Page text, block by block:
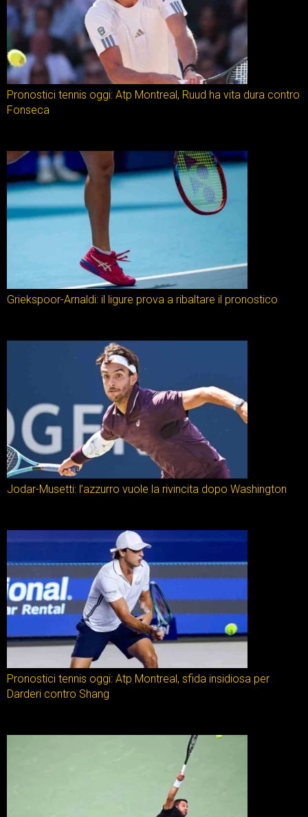
Pronostici tennis oggi: Atp Montreal, Ruud ha vita dura contro
Fonseca
Griekspoor-Arnaldi: il ligure prova a ribaltare il pronostico
Jodar-Musetti: l’azzurro vuole la rivincita dopo Washington
Pronostici tennis oggi: Atp Montreal, sfida insidiosa per
Darderi contro Shang